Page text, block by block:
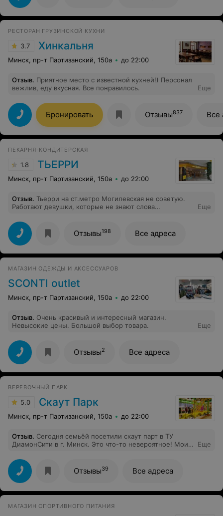
Даже никто не принес извинения
РЕСТОРАН ГРУЗИНСКОЙ КУХНИ
3.7 Хинкальня
Минск, пр-т Партизанский, 150а до 22:00
Отзыв. Приятное место с известной кухней!) Персонал
вежлив, еду вкусная. Все понравилось.
Еще
Бронировать Отзывы837 Все
ПЕКАРНЯ-КОНДИТЕРСКАЯ
1.8 ТЬЕРРИ
Минск, пр-т Партизанский, 150а до 22:00
Отзыв. Тьерри на ст.метро Могилевская не советую.
Работают девушки, которые не знают слова
людьми, хамят. Ставлю 1/10.
Еще
Отзывы198 Все адреса
МАГАЗИН ОДЕЖДЫ И АКСЕССУАРОВ
SCONTI outlet
Минск, пр-т Партизанский, 150а до 22:00
Отзыв. Очень красивый и интересный магазин.
Невысокие цены. Большой выбор товара.
Еще
Отзывы2 Все адреса
ВЕРЕВОЧНЫЙ ПАРК
5.0 Скаут Парк
Минск, пр-т Партизанский, 150а до 22:00
Отзыв. Сегодня семьёй посетили скаут парт в ТУ
ДиамонСити в г. Минск. Это что-то невероятное! Мои
наблюдала и нервничала. Я просто в восторге от всех
инструкторов: как быстро, просто молниеносно
реагируют на ситуации, помогают, подсказывают,
объясняют, спасают непосредственно на трассе.
Большое спасибо.
Еще
Отзывы39 Все адреса
МАГАЗИН СПОРТИВНОГО ПИТАНИЯ